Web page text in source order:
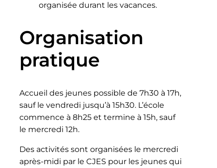
organisée durant les vacances.
Organisation
pratique
Accueil des jeunes possible de 7h30 à 17h,
sauf le vendredi jusqu’à 15h30. L’école
commence à 8h25 et termine à 15h, sauf
le mercredi 12h.
Des activités sont organisées le mercredi
après-midi par le CJES pour les jeunes qui